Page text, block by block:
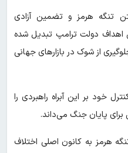
تنگه هرمز و تضمین آزادی
اهداف دولت ترامپ تبدیل شده
از شوک در بازارهای جهانی
خود بر این آبراه راهبردی را
برای پایان جنگ می‌داند.
هرمز به کانون اصلی اختلاف